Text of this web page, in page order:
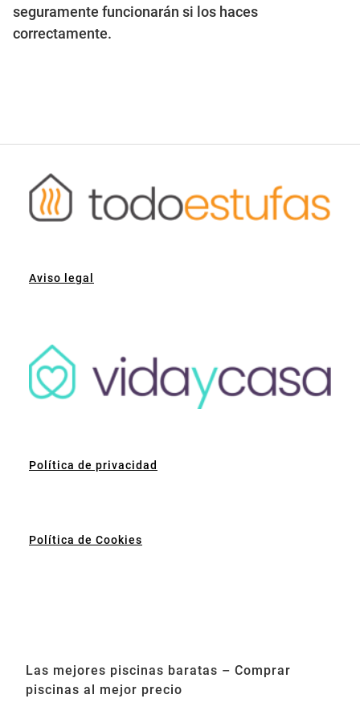
seguramente funcionarán si los haces
correctamente.
Aviso legal
Política de privacidad
Política de Cookies
Las mejores piscinas baratas – Comprar
piscinas al mejor precio